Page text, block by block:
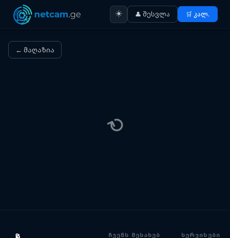
☀️ 👤 შესვლა 🛒 კალ.
← მაღაზია
⟳
ᲩᲕᲔᲜᲡ ᲨᲔᲡᲐᲮᲔᲑ ᲡᲔᲠᲕᲘᲡᲔᲑᲘ